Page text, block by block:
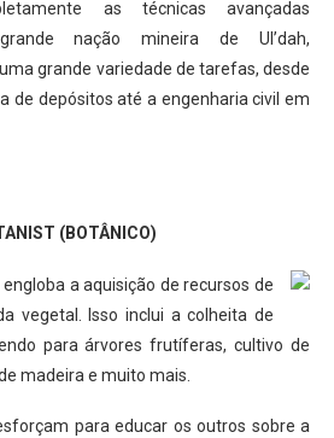
as técnicas avançadas
nação mineira de Ul’dah,
grande variedade de tarefas, desde
de depósitos até a engenharia civil em
(BOTÂNICO)
a aquisição de recursos de
vegetal. Isso inclui a colheita de
para árvores frutíferas, cultivo de
madeira e muito mais.
para educar os outros sobre a